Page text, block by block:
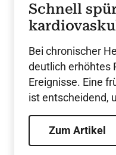
Schnell
SGLT2-
Bei chronischer
deutlich erhöhtes
Ereignisse. Eine
ist entscheidend,
Komplikationen zu
Hemmer zeigen
Therapiestart
Zum Artikel